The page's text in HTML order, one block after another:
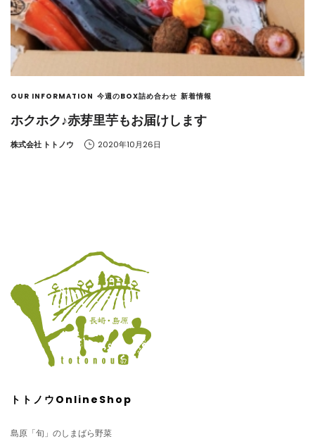
OUR INFORMATION 今週のBOX詰め合わせ 新着情報
ホクホク♪赤芽里芋もお届けします
by
株式会社 トトノウ 2020年10月26日
トトノウOnlineShop
島原「旬」のしまばら野菜